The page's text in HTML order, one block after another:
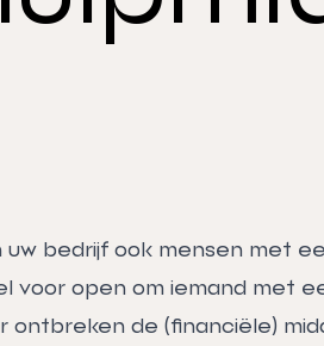
uw bedrijf ook mensen met
voor open om iemand met
ontbreken de (financiële)